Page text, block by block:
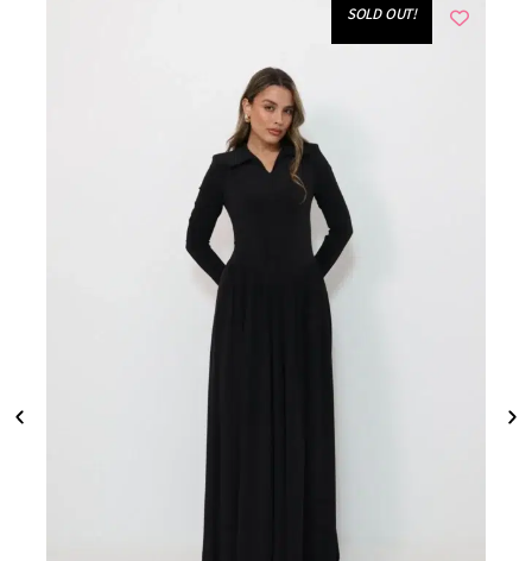
!SOLD OUT